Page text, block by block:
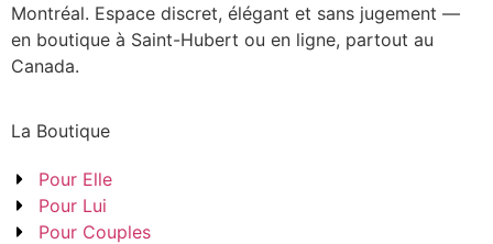
Montréal. Espace discret, élégant et sans jugement —
en boutique à Saint-Hubert ou en ligne, partout au
Canada.
La Boutique
Pour Elle
Pour Lui
Pour Couples